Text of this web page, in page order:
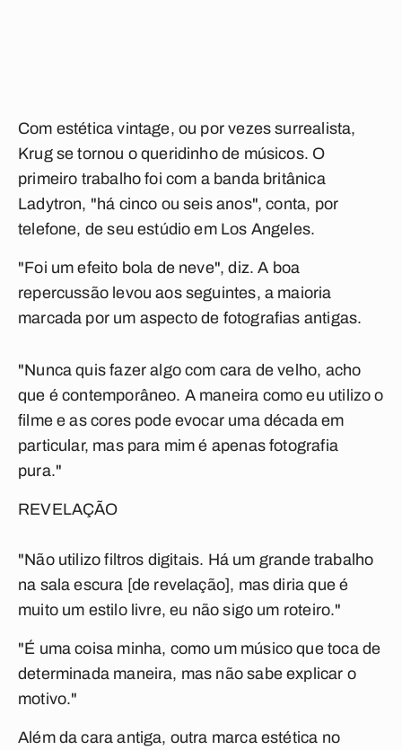
Com estética vintage, ou por vezes surrealista,
Krug se tornou o queridinho de músicos. O
primeiro trabalho foi com a banda britânica
Ladytron, "há cinco ou seis anos", conta, por
telefone, de seu estúdio em Los Angeles.
"Foi um efeito bola de neve", diz. A boa
repercussão levou aos seguintes, a maioria
marcada por um aspecto de fotografias antigas.
"Nunca quis fazer algo com cara de velho, acho
que é contemporâneo. A maneira como eu utilizo o
filme e as cores pode evocar uma década em
particular, mas para mim é apenas fotografia
pura."
REVELAÇÃO
"Não utilizo filtros digitais. Há um grande trabalho
na sala escura [de revelação], mas diria que é
muito um estilo livre, eu não sigo um roteiro."
"É uma coisa minha, como um músico que toca de
determinada maneira, mas não sabe explicar o
motivo."
Além da cara antiga, outra marca estética no